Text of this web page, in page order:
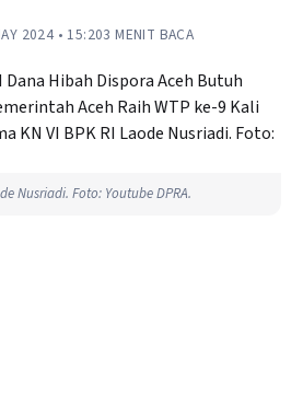
2024 • 15:203 MENIT BACA
Nusriadi. Foto: Youtube DPRA.